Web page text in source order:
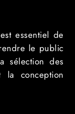
essentiel de
le public
sélection des
conception